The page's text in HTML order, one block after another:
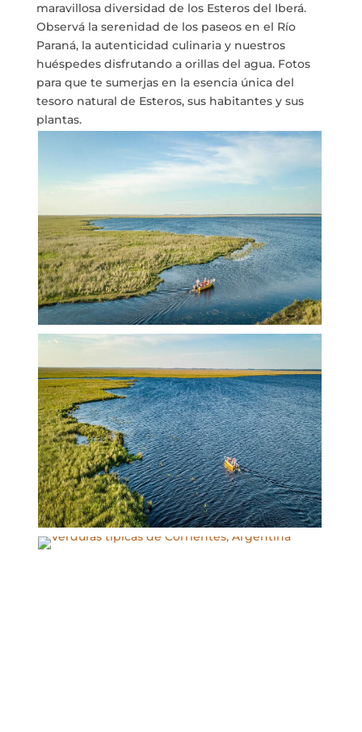
maravillosa diversidad de los Esteros del Iberá.
Observá la serenidad de los paseos en el Río
Paraná, la autenticidad culinaria y nuestros
huéspedes disfrutando a orillas del agua. Fotos
para que te sumerjas en la esencia única del
tesoro natural de Esteros, sus habitantes y sus
plantas.